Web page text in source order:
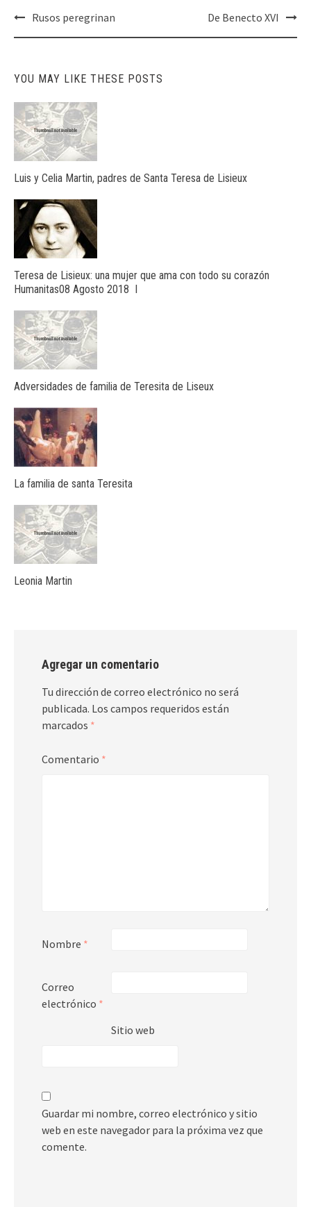
Post
navigation
Rusos peregrinan De Benecto XVI
YOU MAY LIKE THESE POSTS
Luis y Celia Martin, padres de Santa Teresa de Lisieux
Teresa de Lisieux: una mujer que ama con todo su corazón
Humanitas08 Agosto 2018 I
Adversidades de familia de Teresita de Liseux
La familia de santa Teresita
Leonia Martin
Agregar un comentario
Tu dirección de correo electrónico no será
publicada. Los campos requeridos están
marcados *
Comentario *
Nombre *
Correo
electrónico *
Sitio web
Guardar mi nombre, correo electrónico y sitio
web en este navegador para la próxima vez que
comente.